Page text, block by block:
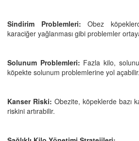
Sindirim Problemleri: Obez
karaciğer yağlanması gibi problemler
Solunum Problemleri: Fazla kilo,
köpekte solunum problemlerine yol açabilir.
Kanser Riski: Obezite, köpeklerde bazı
riskini artırabilir.